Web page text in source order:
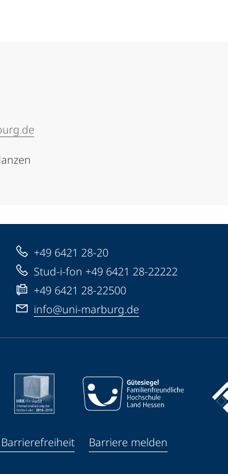
+49 6421 28-20
Stud-i-fon +49 6421 28-22222
+49 6421 28-22500
info@uni-marburg.de
Barriere melden